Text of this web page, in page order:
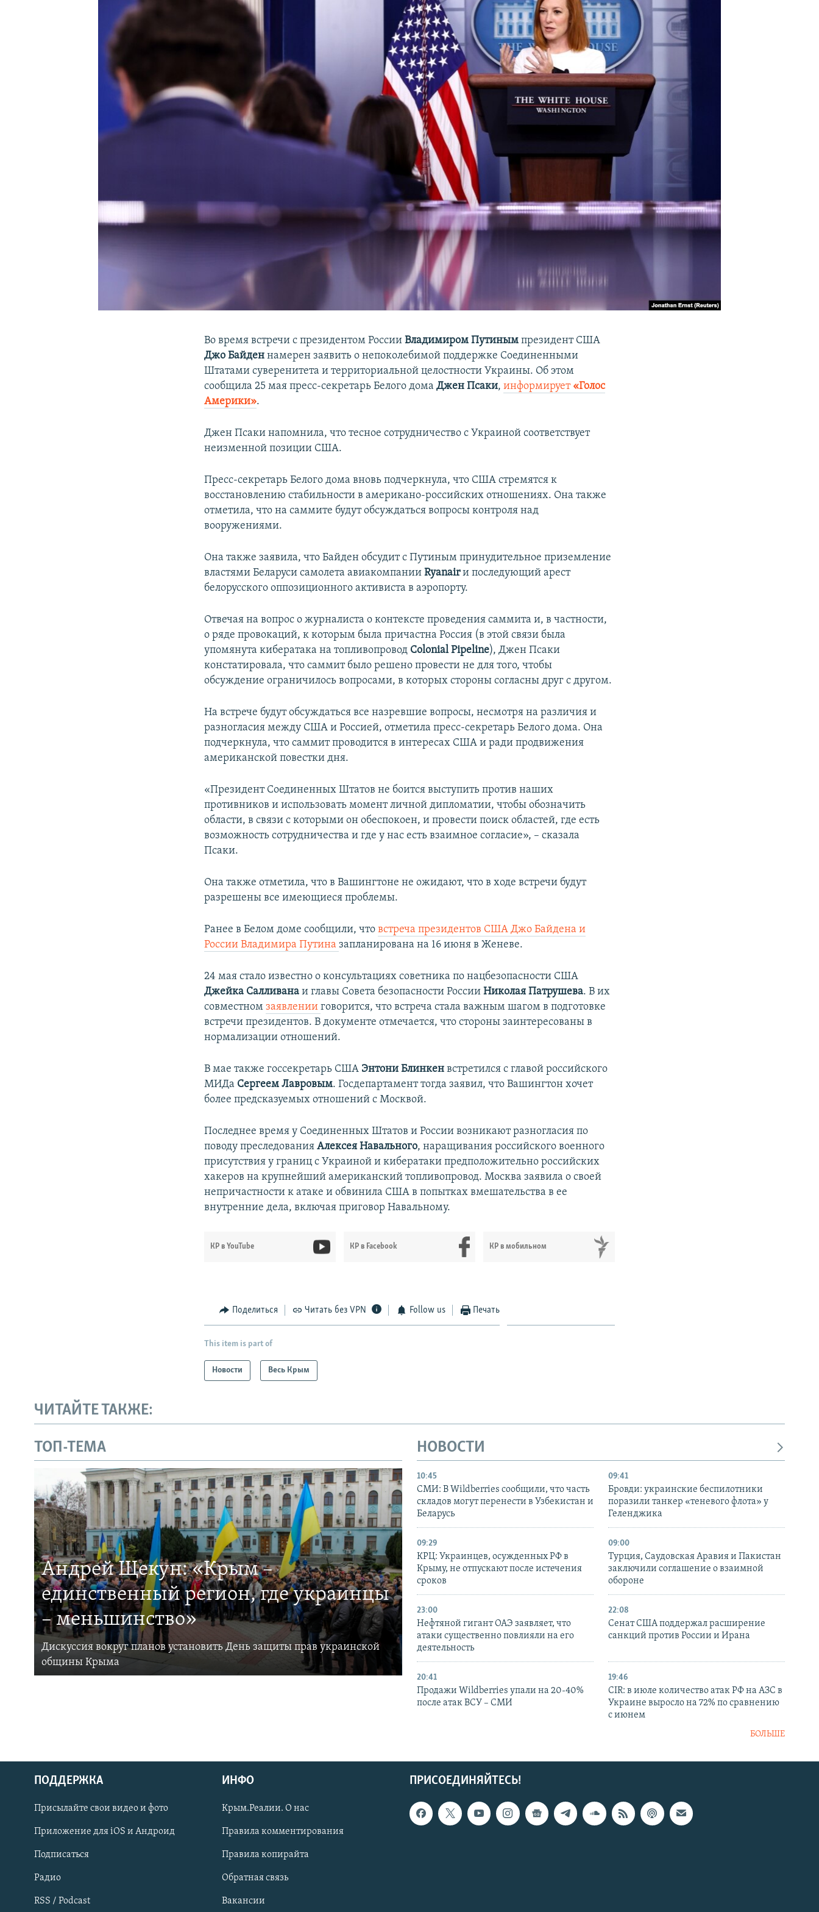
УКРАИНСКАЯ ПРОБЛЕМА КРЫМА
Українською
Qırımtatar
ПРИСОЕДИНЯЙТЕСЬ!
Во время встречи с президентом России Владимиром Путиным президент США
Джо Байден намерен заявить о непоколебимой поддержке Соединенными
Штатами суверенитета и территориальной целостности Украины. Об этом
сообщила 25 мая пресс-секретарь Белого домаДжен Псаки,информирует «Голос
Америки».
Джен Псаки напомнила, что тесное сотрудничество с Украиной соответствует
неизменной позиции США.
Пресс-секретарь Белого дома вновь подчеркнула, что США стремятся к
восстановлению стабильности в американо-российских отношениях. Она также
отметила, что на саммите будут обсуждаться вопросы контроля над
вооружениями.
Она также заявила, что Байден обсудит с Путиным принудительное приземление
властями Беларуси самолета авиакомпанииRyanairи последующий арест
белорусского оппозиционного активиста в аэропорту.
Отвечая на вопрос о журналиста о контексте проведения саммита и, в частности,
о ряде провокаций, к которым была причастна Россия (в этой связи была
упомянута кибератака на топливопровод Colonial Pipeline), Джен Псаки
констатировала, что саммит было решено провести не для того, чтобы
обсуждение ограничилось вопросами, в которых стороны согласны друг с другом.
На встрече будут обсуждаться все назревшие вопросы, несмотря на различия и
разногласия между США и Россией, отметила пресс-секретарь Белого дома. Она
подчеркнула, что саммит проводится в интересах США и ради продвижения
американской повестки дня.
«Президент Соединенных Штатов не боится выступить против наших
противников и использовать момент личной дипломатии, чтобы обозначить
области, в связи с которыми он обеспокоен, и провести поиск областей, где есть
возможность сотрудничества и где у нас есть взаимное согласие», – сказала
Псаки.
Она также отметила, что в Вашингтоне не ожидают, что в ходе встречи будут
разрешены все имеющиеся проблемы.
Ранее в Белом доме сообщили, чтовстреча президентов США Джо Байдена и
России Владимира Путиназапланирована на 16 июня в Женеве.
24 мая стало известно о консультациях советника по нацбезопасности США
Джейка Салливана и главы Совета безопасности РоссииНиколая Патрушева. В их
совместномзаявленииговорится, что встреча стала важным шагом в подготовке
встречи президентов. В документе отмечается, что стороны заинтересованы в
нормализации отношений.
В мае также госсекретарь США Энтони Блинкен встретился с главой российского
МИДа Сергеем Лавровым. Госдепартамент тогда заявил, что Вашингтон хочет
более предсказуемых отношений с Москвой.
Последнее время у Соединенных Штатов и России возникают разногласия по
поводу преследованияАлексея Навального, наращивания российского военного
присутствия у границ с Украиной и кибератаки предположительно российских
хакеров на крупнейший американский топливопровод. Москва заявила о своей
непричастности к атаке и обвинила США в попытках вмешательства в ее
внутренние дела, включая приговор Навальному.
КР в YouTube КР в Facebook КР в мобильном
Поделиться Читать без VPN Follow us Печать
This item is part of
Новости Весь Крым
ЧИТАЙТЕ ТАКЖЕ:
ТОП-ТЕМА
Андрей Щекун: «Крым –
единственный регион, где украинцы
– меньшинство»
Дискуссия вокруг планов установить День защиты прав украинской
общины Крыма
НОВОСТИ
10:45
СМИ: В Wildberries сообщили, что часть
складов могут перенести в Узбекистан и
Беларусь
09:41
Бровди: украинские беспилотники
поразили танкер «теневого флота» у
Геленджика
09:29
КРЦ: Украинцев, осужденных РФ в
Крыму, не отпускают после истечения
сроков
09:00
Турция, Саудовская Аравия и Пакистан
заключили соглашение о взаимной
обороне
23:00
Нефтяной гигант ОАЭ заявляет, что
атаки существенно повлияли на его
деятельность
22:08
Сенат США поддержал расширение
санкций против России и Ирана
20:41
Продажи Wildberries упали на 20-40%
после атак ВСУ – СМИ
19:46
CIR: в июле количество атак РФ на АЗС в
Украине выросло на 72% по сравнению
с июнем
БОЛЬШЕ
ПРИСОЕДИНЯЙТЕСЬ!
ПОДДЕРЖКА
Присылайте свои видео и фото
Приложение для iOS и Андроид
Подписаться
Радио
RSS / Podcast
ИНФО
Крым.Реалии. О нас
Правила комментирования
Правила копирайта
Обратная связь
Вакансии